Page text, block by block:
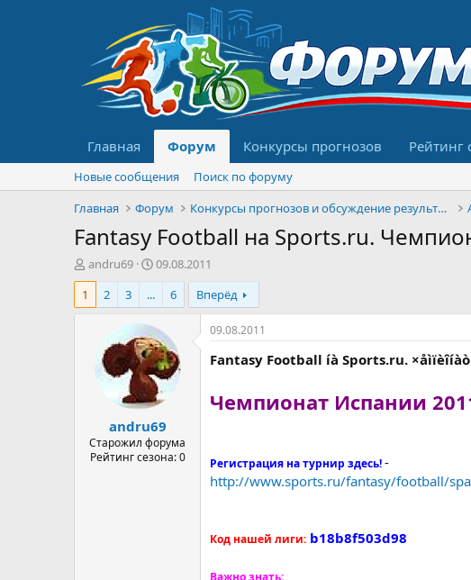
Главная Форум Конкурсы прогнозов Рейтинг
Новые сообщения
Поиск по форуму
Главная
Форум Конкурсы прогнозов и обсуждение результатов
Fantasy Football на Sports.ru.
А
в
о
м
andru69
Д
а
а
н
а
ч
а
л
а
09.08.2011
1
2 3 ... 6 Вперёд
andru69
Старожил форума
Рейтинг сезона: 0
09.08.2011
Fantasy Football íà Sports.ru.
Чемпионат Испании
Регистрация на турнир здесь!-
http://www.sports.ru/fantasy/football/
Код нашей лиги: b18b8f503d98
Важно знать: